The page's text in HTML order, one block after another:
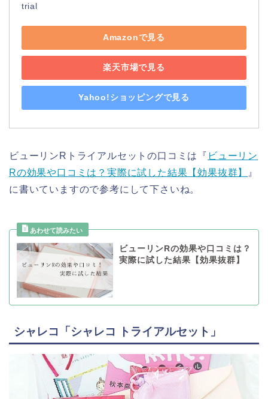
trial
Amazonで見る
楽天市場で見る
Yahoo!ショッピングで見る
ビューリンRトライアルセットの口コミは『 ビューリン
Rの効果や口コミは？実際に試した結果【効果抜群】
』
に書いていますので参考にして下さいね。
ビューリンRの効果や口コミは？
実際に試した結果【効果抜群】
シャレコ「シャレコ トライアルセット」